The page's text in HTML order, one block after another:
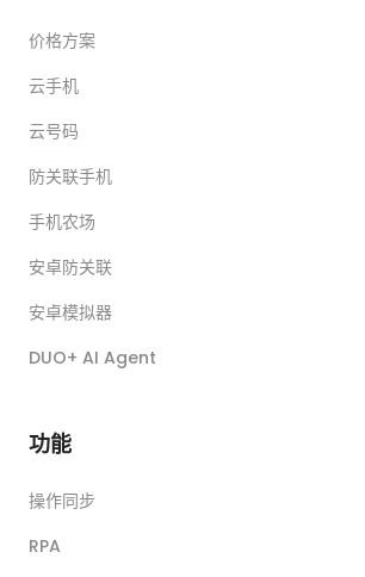
价格方案
云手机
云号码
防关联手机
手机农场
安卓防关联
安卓模拟器
DUO+ AI Agent
功能
操作同步
RPA